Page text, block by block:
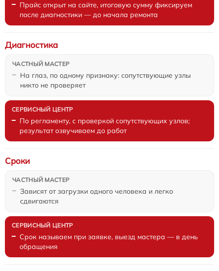
Прайс открыт на сайте, итоговую сумму фиксируем
после диагностики — до начала ремонта
На глаз, по одному признаку: сопутствующие узлы
никто не проверяет
Диагностика
По регламенту, с проверкой сопутствующих узлов;
результат озвучиваем до работ
Зависят от загрузки одного человека и легко
сдвигаются
Сроки
Срок называем при заявке, выезд мастера — в день
обращения